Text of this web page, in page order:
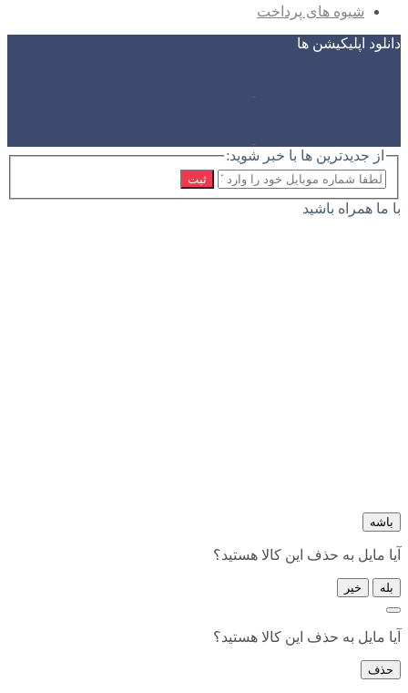
شیوه های پرداخت
دانلود اپلیکیشن ها
از جدیدترین ها با خبر شوید:
ثبت
با ما همراه باشید
باشه
آیا مایل به حذف این کالا هستید؟
بله خیر
آیا مایل به حذف این کالا هستید؟
حذف